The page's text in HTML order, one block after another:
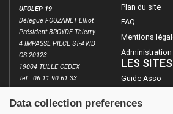
UFOLEP 19
Délégué FOUZANET Elliot
Président BROYDE Thierry
4 IMPASSE PIECE ST-AVID
CS 20123
19004 TULLE CEDEX
Tél : 06 11 90 61 33
https://cd.ufolep.org/correze
Plan du site
FAQ
Mentions
Administration
LES
Guide Asso
Inscriptions
Data collection preferences